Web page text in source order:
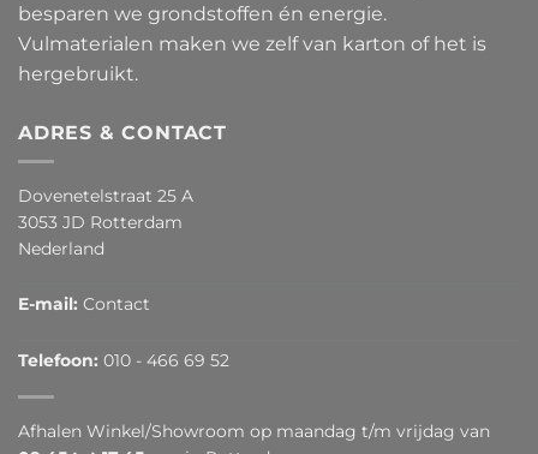
besparen we grondstoffen én energie.
Vulmaterialen maken we zelf van karton of het is
hergebruikt.
ADRES & CONTACT
Dovenetelstraat 25 A
3053 JD Rotterdam
Nederland
E-mail: Contact
Telefoon: 010 - 466 69 52
Afhalen Winkel/Showroom op maandag t/m vrijdag van